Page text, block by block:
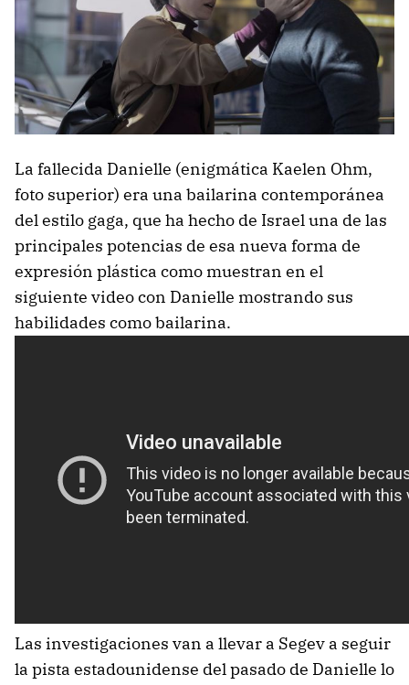
La fallecida Danielle (enigmática Kaelen Ohm,
foto superior) era una bailarina contemporánea
del estilo gaga, que ha hecho de Israel una de las
principales potencias de esa nueva forma de
expresión plástica como muestran en el
siguiente video con Danielle mostrando sus
habilidades como bailarina.
Las investigaciones van a llevar a Segev a seguir
la pista estadounidense del pasado de Danielle lo